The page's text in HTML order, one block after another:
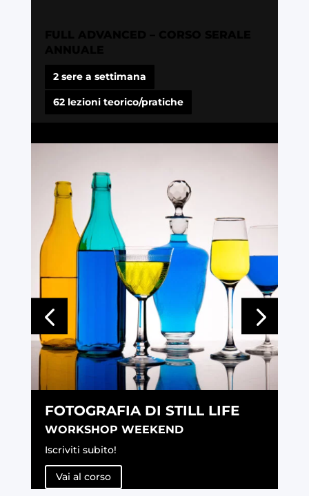
2 sere a settimana
62 lezioni teorico/pratiche
FOTOGRAFIA DI STILL LIFE
WORKSHOP WEEKEND
Iscriviti subito!
Vai al corso